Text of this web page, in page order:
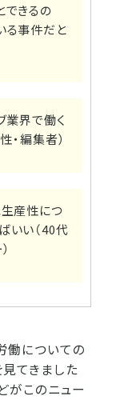
できるの
る事件だと
業界で働く
・編集者）
産性につ
いい（40代
働についての
てきました
がこのニュー